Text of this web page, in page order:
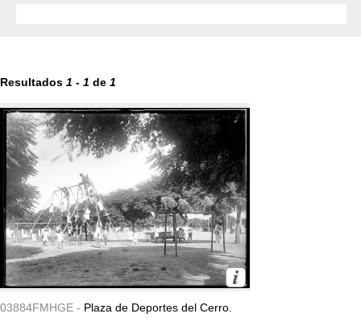
Resultados 1 - 1 de 1
03884FMHGE - Plaza de Deportes del Cerro.